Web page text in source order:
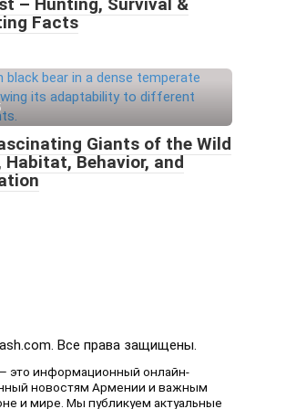
– Hunting, Survival &
Facts
Giants of the Wild
Habitat, Behavior, and
Все права защищены.
это информационный онлайн-
новостям Армении и важным
и мире. Мы публикуем актуальные